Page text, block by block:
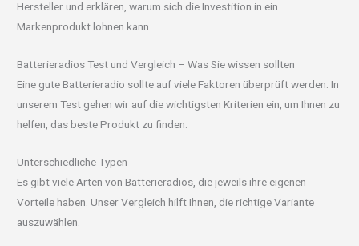
Hersteller und erklären, warum sich die Investition in ein
Markenprodukt lohnen kann.
Batterieradios Test und Vergleich – Was Sie wissen sollten
Eine gute Batterieradio sollte auf viele Faktoren überprüft werden. In
unserem Test gehen wir auf die wichtigsten Kriterien ein, um Ihnen zu
helfen, das beste Produkt zu finden.
Unterschiedliche Typen
Es gibt viele Arten von Batterieradios, die jeweils ihre eigenen
Vorteile haben. Unser Vergleich hilft Ihnen, die richtige Variante
auszuwählen.